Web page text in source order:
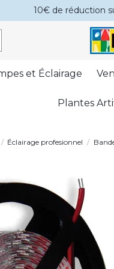
10€ de réduction
et Éclairage
Plantes
Éclairage profesionnel